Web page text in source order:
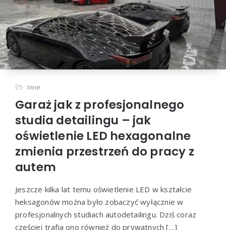
Inne
Garaż jak z profesjonalnego
studia detailingu – jak
oświetlenie LED hexagonalne
zmienia przestrzeń do pracy z
autem
Jeszcze kilka lat temu oświetlenie LED w kształcie
heksagonów można było zobaczyć wyłącznie w
profesjonalnych studiach autodetailingu. Dziś coraz
częściej trafia ono również do prywatnych […]